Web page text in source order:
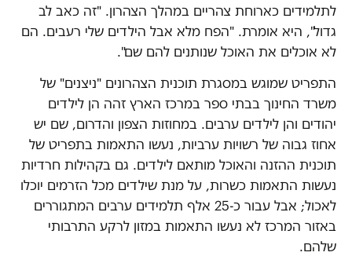
לתלמידים כארוחת צהריים במהלך הצהרון. "זה כאב לב
גדול", היא אומרת. "הפח מלא אבל הילדים שלי רעבים. הם
לא אוכלים את האוכל שנותנים להם שם".
התפריט שמוגש במסגרת תוכנית הצהרונים "ניצנים" של
משרד החינוך בבתי ספר במרכז הארץ זהה הן לילדים
יהודים והן לילדים ערבים. במחוזות הצפון והדרום, שם יש
אחוז גבוה של רשויות ערביות, נעשו התאמות בתפריט של
תוכנית ההזנה והאוכל מותאם לילדים. גם בקהילות חרדיות
נעשות התאמות כשרות, על מנת שילדים מכל הזרמים יוכלו
לאכול; אבל עבור כ-25 אלף תלמידים ערבים המתגוררים
באזור המרכז לא נעשו התאמות במזון לרקע התרבותי
שלהם.